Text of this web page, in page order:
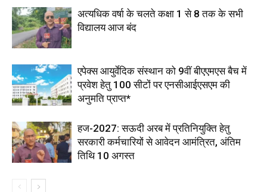
अत्यधिक वर्षा के चलते कक्षा 1 से 8 तक के सभी
विद्यालय आज बंद
एपेक्स आयुर्वेदिक संस्थान को 9वीं बीएएमएस बैच में
प्रवेश हेतु 100 सीटों पर एनसीआईएसएम की
अनुमति प्राप्त*
हज-2027: सऊदी अरब में प्रतिनियुक्ति हेतु
सरकारी कर्मचारियों से आवेदन आमंत्रित, अंतिम
तिथि 10 अगस्त